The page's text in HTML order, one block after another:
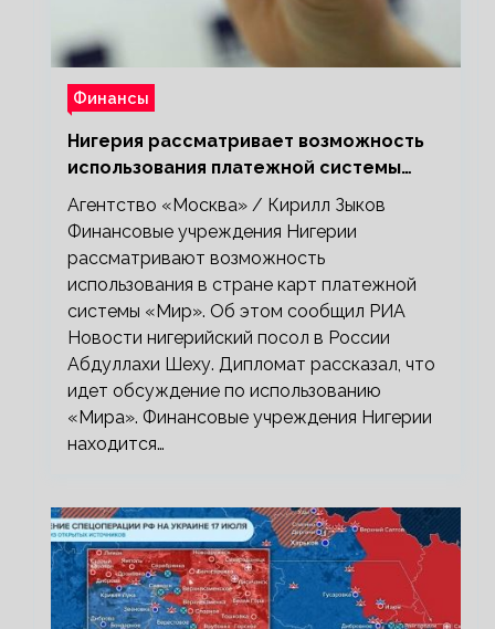
Финансы
Нигерия рассматривает возможность
использования платежной системы
«Мир»
Агентство «Москва» / Кирилл Зыков
Финансовые учреждения Нигерии
рассматривают возможность
использования в стране карт платежной
системы «Мир». Об этом сообщил РИА
Новости нигерийский посол в России
Абдуллахи Шеху. Дипломат рассказал, что
идет обсуждение по использованию
«Мира». Финансовые учреждения Нигерии
находится…